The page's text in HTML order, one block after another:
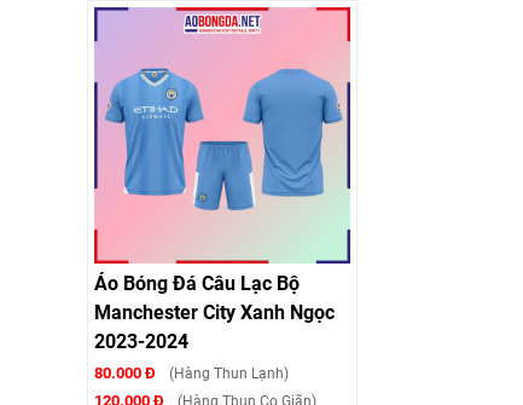
Áo Bóng Đá Câu Lạc Bộ
Manchester City Xanh Ngọc
2023-2024
80.000 Đ (Hàng Thun Lạnh)
120.000 Đ (Hàng Thun Co Giãn)